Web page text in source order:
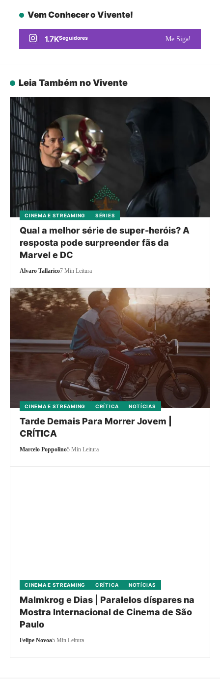
Vem Conhecer o Vivente!
1.7KSeguidores Me Siga!
Leia Também no Vivente
CINEMA E STREAMING SÉRIES
Qual a melhor série de super-heróis? A
resposta pode surpreender fãs da
Marvel e DC
Alvaro Tallarico7 Min Leitura
CINEMA E STREAMING CRÍTICA NOTÍCIAS
Tarde Demais Para Morrer Jovem |
CRÍTICA
Marcelo Poppolino5 Min Leitura
CINEMA E STREAMING CRÍTICA NOTÍCIAS
Malmkrog e Dias | Paralelos díspares na
Mostra Internacional de Cinema de São
Paulo
Felipe Novoa5 Min Leitura